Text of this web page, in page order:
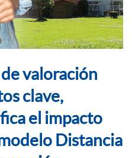
valoración
clave,
el impacto
Distancia